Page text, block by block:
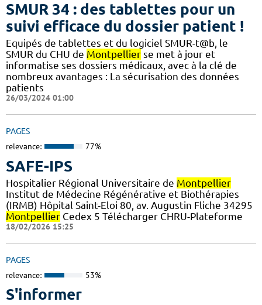
SMUR 34 : des tablettes pour un
suivi efficace du dossier patient !
​​Equipés de tablettes et du logiciel SMUR-t@b, le
SMUR du CHU de Montpellier se met à jour et
informatise ses dossiers médicaux, avec à la clé de
nombreux avantages : ​​La sécurisation des données
patients
26/03/2024 01:00
PAGES
relevance: 77%
SAFE-IPS
Hospitalier Régional Universitaire de Montpellier
Institut de Médecine Régénérative et Biothérapies
(IRMB) Hôpital Saint-Eloi 80, av. Augustin Fliche 34295
Montpellier Cedex 5 Télécharger CHRU-Plateforme
18/02/2026 15:25
PAGES
relevance: 53%
S'informer